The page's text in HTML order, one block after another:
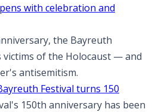
with celebration and
the Bayreuth
victims of the Holocaust — and
antisemitism.
Festival turns 150
150th anniversary has been